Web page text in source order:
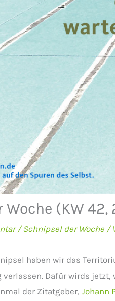
(KW 42,
/Schnipsel der Woche /
haben wir das
Dafür wirds
der Zitatgeber,Johann